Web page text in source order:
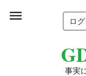
ロ
事実
menu